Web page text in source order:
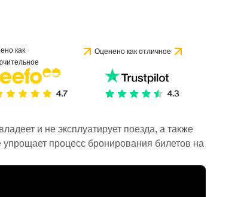
как
Оценено как отличное
и не эксплуатирует поезда, а также
процесс бронирования билетов на